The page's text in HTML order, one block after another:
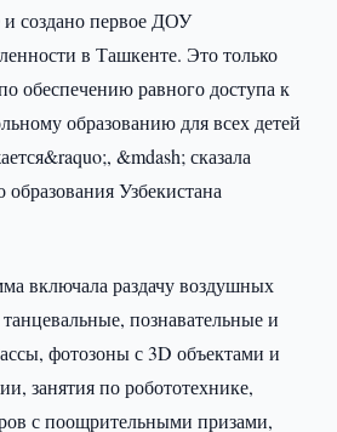
создано первое ДОУ
в Ташкенте. Это только
обеспечению равного доступа к
образованию для всех детей
&mdash; сказала
Узбекистана
включала раздачу воздушных
познавательные и
фотозоны с 3D объектами и
занятия по робототехнике,
с поощрительными призами,